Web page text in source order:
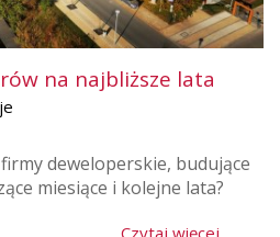
na najbliższe lata
deweloperskie, budujące
miesiące i kolejne lata?